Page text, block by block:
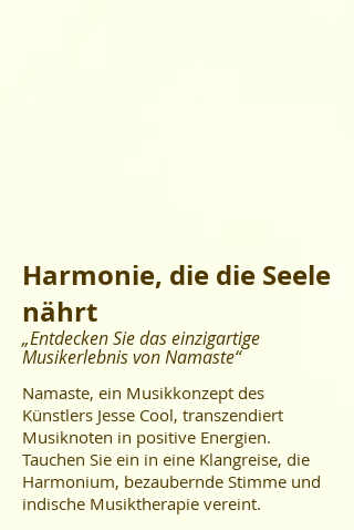
Harmonie, die die Seele
nährt
„Entdecken Sie das einzigartige
Musikerlebnis von Namaste“
Namaste, ein Musikkonzept des
Künstlers Jesse Cool, transzendiert
Musiknoten in positive Energien.
Tauchen Sie ein in eine Klangreise, die
Harmonium, bezaubernde Stimme und
indische Musiktherapie vereint.